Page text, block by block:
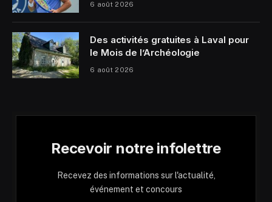
6 août 2026
Des activités gratuites à Laval pour
le Mois de l’Archéologie
6 août 2026
Recevoir notre infolettre
Recevez des informations sur l'actualité,
événement et concours